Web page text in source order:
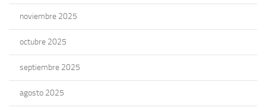
noviembre 2025
octubre 2025
septiembre 2025
agosto 2025